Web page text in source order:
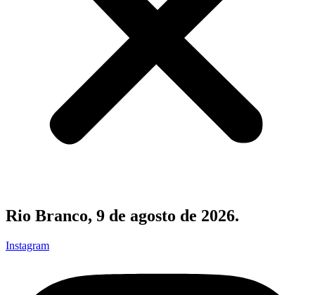
Rio Branco, 9 de agosto de 2026.
Instagram